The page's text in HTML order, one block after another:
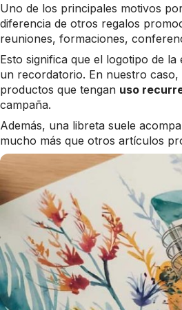
Uno de los principales motivos
diferencia de otros regalos
reuniones, formaciones,
Esto significa que el logotipo de
un recordatorio. En nuestro
productos que tengan uso
campaña.
Además, una libreta suele
mucho más que otros artículos